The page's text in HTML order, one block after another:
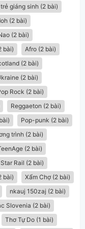
giáng sinh (2 bài)
(2 bài)
(2 bài)
bài)
Afro (2 bài)
(2 bài)
(2 bài)
Rock (2 bài)
Reggaeton (2 bài)
Pop-punk (2 bài)
trình (2 bài)
(2 bài)
Rail (2 bài)
bài)
Xẩm Chợ (2 bài)
nkauj 150zaj (2 bài)
Slovenia (2 bài)
Thơ Tự Do (1 bài)